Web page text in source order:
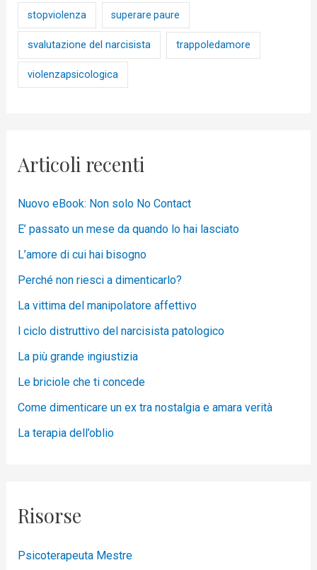
stopviolenza superare paure
svalutazione del narcisista trappoledamore
violenzapsicologica
Articoli recenti
Nuovo eBook: Non solo No Contact
E’ passato un mese da quando lo hai lasciato
L’amore di cui hai bisogno
Perché non riesci a dimenticarlo?
La vittima del manipolatore affettivo
l ciclo distruttivo del narcisista patologico
La più grande ingiustizia
Le briciole che ti concede
Come dimenticare un ex tra nostalgia e amara verità
La terapia dell’oblio
Risorse
Psicoterapeuta Mestre